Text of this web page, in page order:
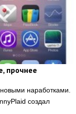
прочнее
наработками.
создал